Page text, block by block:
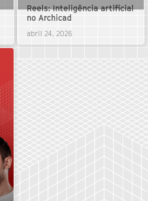
Reels: Inteligência artificial
no Archicad
abril 24, 2026